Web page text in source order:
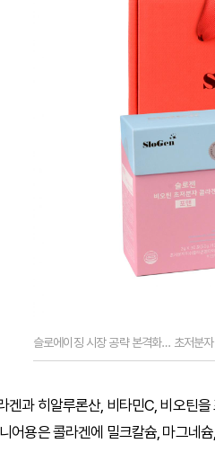
슬로에이징 시장 공략 본격화… 초저분
겐과 히알루론산, 비타민C, 비오틴
어용은 콜라겐에 밀크칼슘, 마그네